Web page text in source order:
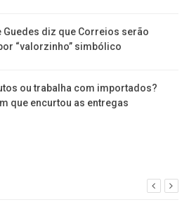
Guedes diz que Correios serão
“valorzinho” simbólico
ou trabalha com importados?
que encurtou as entregas